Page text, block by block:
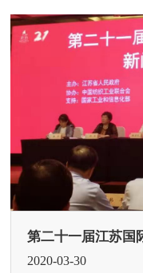
第二十一届江苏国
2020-03-30